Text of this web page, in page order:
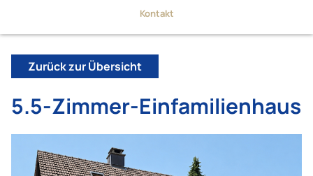
Kontakt
Zurück zur Übersicht
5.5-Zimmer-Einfamilienhaus